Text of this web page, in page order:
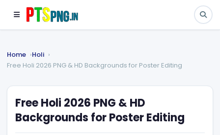
Home
Holi
Free Holi 2026 PNG & HD Backgrounds for Poster Editing
Free Holi 2026 PNG & HD
Backgrounds for Poster Editing